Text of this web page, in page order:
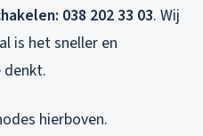
038 202 33 03. Wij
is het sneller en
hierboven.